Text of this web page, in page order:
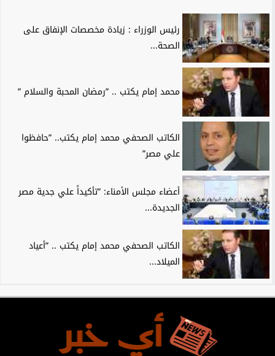
رئيس الوزراء : زيادة مخصصات الإنفاق على
الصحة...
محمد إمام يكتب .. ”رمضان المحبة والسلام ”
الكاتب الصحفي محمد إمام يكتب.. ”حافظوا
علي مصر”
أعضاء مجلس الأمناء: ”تأكيداً علي جدية مصر
الجديدة...
الكاتب الصحفي محمد إمام يكتب .. ”أعياد
الميلاد...